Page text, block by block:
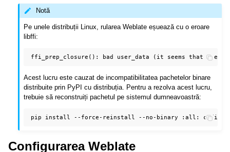
Notă
Pe unele distribuții Linux, rularea Weblate eșuează cu o eroare
libffi:
Acest lucru este cauzat de incompatibilitatea pachetelor binare
distribuite prin PyPI cu distribuția. Pentru a rezolva acest lucru,
trebuie să reconstruiți pachetul pe sistemul dumneavoastră:
pip install --force-reinstall --no-binary :all:
Configurarea Weblate